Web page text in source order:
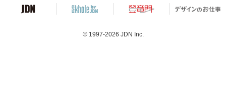
© 1997-2026 JDN Inc.